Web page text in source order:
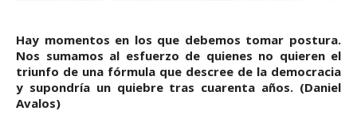
Hay momentos en los que debemos tomar postura.
Nos sumamos al esfuerzo de quienes no quieren el
triunfo de una fórmula que descree de la democracia
y supondría un quiebre tras cuarenta años. (Daniel
Avalos)